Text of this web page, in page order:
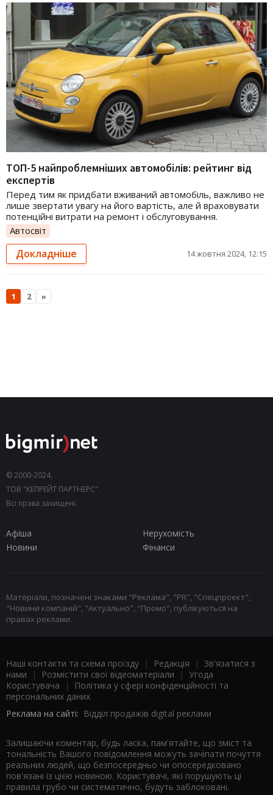
ТОП-5 найпроблемніших автомобілів: рейтинг від
експертів
Перед тим як придбати вживаний автомобіль, важливо не
лише звертати увагу на його вартість, але й враховувати
потенційні витрати на ремонт і обслуговування.
Автосвіт
Докладніше 14 жовтня 2024, 12:15
1 2 »
© 2000-2024,
ТОВ "КЕПРЕЙТ ПАРТНЕРС".
Всі права захищені.
Афіша
Нерухомість
Новини
Фінанси
Матеріали, позначені знаками "Реклама", "PR", "Спецпроект",
"Новини компаній", "Актуально", "Промо", публікуються на
правах реклами.
Наші контакти та схема проїзду | Редакція | Зв'язатися з
нами | Розмістити свої відеоматеріали | Угода
Користувача |
Політика у сфері конфіденційності та
персональних даних
Реклама на сайті: Відділ продажів digital реклами
Залишаючи коментар, будь ласка, пам'ятайте, що зміст та
тональність Вашого повідомлення можуть зачіпати почуття
реальних людей, що безпосередньо чи опосередковано
пов'язані із цією новиною. Користувачі, які порушують ці
правила грубо чи систематично, будуть заблоковані.